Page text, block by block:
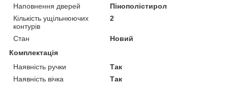
Наповнення дверей
Пінополістирол
Кількість ущільнюючих
контурів
2
Стан
Новий
Комплектація
Наявність ручки
Так
Наявність вічка
Так